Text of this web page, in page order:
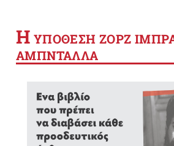
Η YΠΟΘΕΣΗ ΖΟΡΖ
ΑΜΠΝΤΑΛΛΑ